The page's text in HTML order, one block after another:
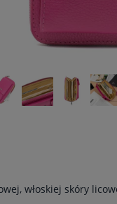
włoskiej skóry